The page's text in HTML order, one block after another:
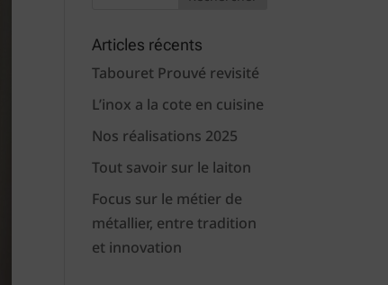
Articles récents
Tabouret Prouvé revisité
L’inox a la cote en cuisine
Nos réalisations 2025
Tout savoir sur le laiton
Focus sur le métier de
métallier, entre tradition
et innovation